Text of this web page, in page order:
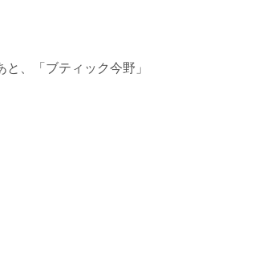
、「ブティック今野」